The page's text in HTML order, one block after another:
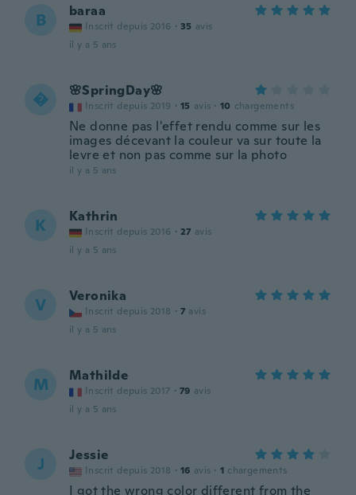
B baraa
Inscrit depuis 2016 · 35 avis
il y a 5 ans
 🌸SpringDay🌸
Inscrit depuis 2019 · 15 avis · 10 chargements
Ne donne pas l'effet rendu comme sur les
images décevant la couleur va sur toute la
levre et non pas comme sur la photo
il y a 5 ans
K Kathrin
Inscrit depuis 2016 · 27 avis
il y a 5 ans
V Veronika
Inscrit depuis 2018 · 7 avis
il y a 5 ans
M Mathilde
Inscrit depuis 2017 · 79 avis
il y a 5 ans
J Jessie
Inscrit depuis 2018 · 16 avis · 1 chargements
I got the wrong color different from the